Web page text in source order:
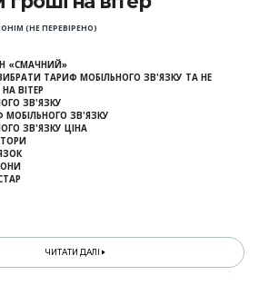
(НЕ ПЕРЕВІРЕНО)
«СМАЧНИЙ»
ТАРИФ МОБІЛЬНОГО ЗВ'ЯЗКУ ТА НЕ
ВІТЕР
ЗВ'ЯЗКУ
МОБІЛЬНОГО ЗВ'ЯЗКУ
ЗВ'ЯЗКУ ЦІНА
ЧИТАТИ ДАЛІ